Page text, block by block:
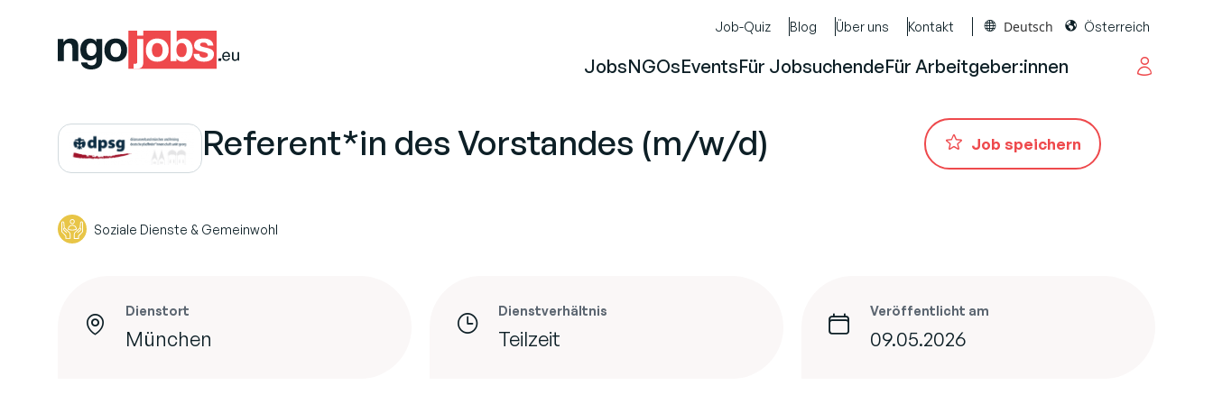
Job-Quiz Blog Über uns Kontakt Deutsch Österreich
JobsNGOsEventsFür JobsuchendeFür Arbeitgeber:innen
Referent*in des Vorstandes (m/w/d)
Soziale Dienste & Gemeinwohl
Job speichern
Dienstort
München
Dienstverhältnis
Teilzeit
Veröffentlicht am
09.05.2026